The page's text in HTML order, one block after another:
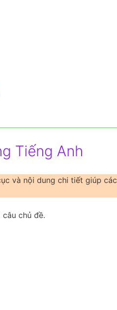
Tiếng Anh
và nội dung chi tiết giúp các
chủ đề.